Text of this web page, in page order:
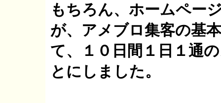
もちろん、ホームペー
が、アメブロ集客の基
て、１０日間１日１通
とにしました。